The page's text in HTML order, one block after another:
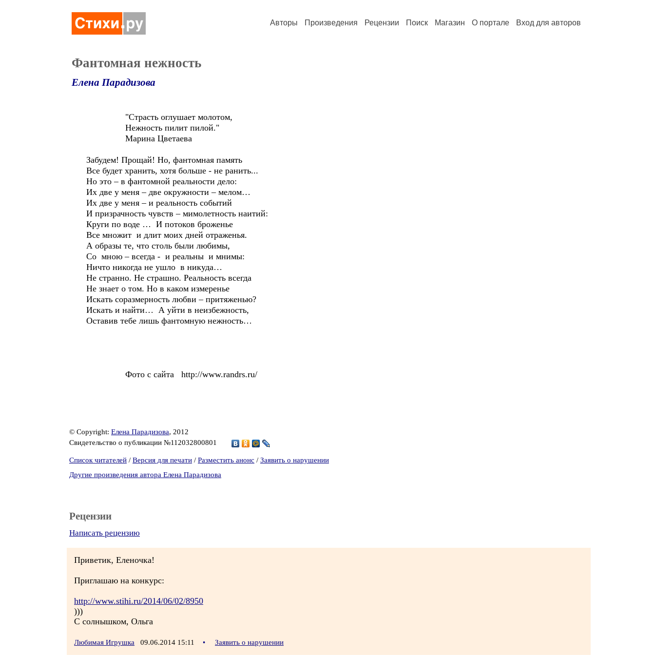
Авторы Произведения Рецензии Поиск Магазин О портале Вход для авторов
Фантомная нежность
Елена Парадизова
"Страсть оглушает молотом,
Нежность пилит пилой."
Марина Цветаева
Забудем! Прощай! Но, фантомная память
Все будет хранить, хотя больше - не ранить...
Но это – в фантомной реальности дело:
Их две у меня – две окружности – мелом…
Их две у меня – и реальность событий
И призрачность чувств – мимолетность наитий:
Круги по воде … И потоков броженье
Все множит и длит моих дней отраженья.
А образы те, что столь были любимы,
Со мною – всегда - и реальны и мнимы:
Ничто никогда не ушло в никуда…
Не странно. Не страшно. Реальность всегда
Не знает о том. Но в каком измеренье
Искать соразмерность любви – притяженью?
Искать и найти… А уйти в неизбежность,
Оставив тебе лишь фантомную нежность…
Фото с сайта http://www.randrs.ru/
© Copyright: Елена Парадизова, 2012
Свидетельство о публикации №112032800801
Список читателей / Версия для печати / Разместить анонс / Заявить о нарушении
Другие произведения автора Елена Парадизова
Рецензии
Написать рецензию
Приветик, Еленочка!
Приглашаю на конкурс:
http://www.stihi.ru/2014/06/02/8950
)))
С солнышком, Ольга
Любимая Игрушка 09.06.2014 15:11 • Заявить о нарушении